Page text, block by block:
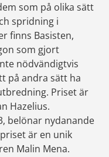
som på olika sätt
spridning i
finns Basisten,
som gjort
nödvändigtvis
på andra sätt ha
Priset är
Hazelius.
belönar nydanande
är en unik
Malin Mena.